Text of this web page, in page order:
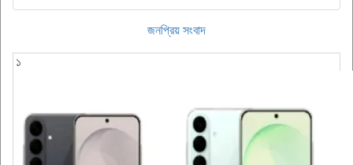
জনপ্রিয় সংবাদ
১